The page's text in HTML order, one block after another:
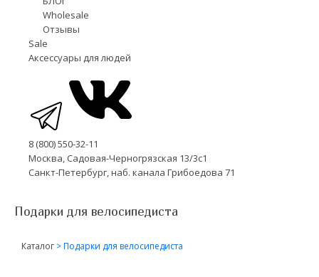
Wholesale
Отзывы
Sale
Аксессуары для людей
8 (800) 550-32-11
Москва, Садовая-Черногрязская 13/3с1
Санкт-Петербург, наб. канала Грибоедова 71
Подарки для велосипедиста
Каталог >Подарки для велосипедиста